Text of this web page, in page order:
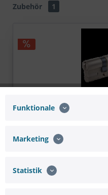
Zubehör
1
Yale Linus
Funktionale
Marketing
Statistik